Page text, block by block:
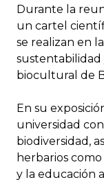
Durante la
un cartel
se realizan en
sustentabilidad
biocultural de
En su
universidad
biodiversidad,
herbarios
y la educación